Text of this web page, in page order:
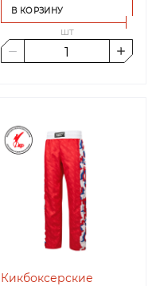
В КОРЗИНУ
шт
Кикбоксерские